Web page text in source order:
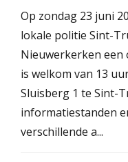
Op zondag 23 juni
lokale politie Sint-
Nieuwerkerken een
is welkom van 13
Sluisberg 1 te Sint-
informatiestanden
verschillende a...